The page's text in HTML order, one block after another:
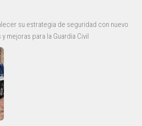
su estrategia de seguridad con nuevo
mejoras para la Guardia Civil